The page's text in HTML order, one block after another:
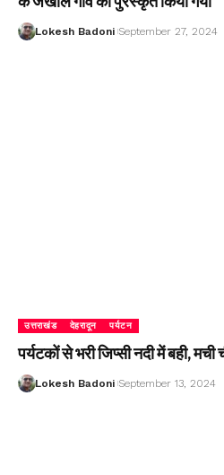
Lokesh Badoni September 27, 2024
उत्तराखंड देहरादून पर्यटन
पर्यटकों से भरी जिप्सी नदी में बही,
Lokesh Badoni September 13, 2024